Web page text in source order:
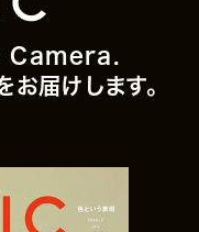
届けします。